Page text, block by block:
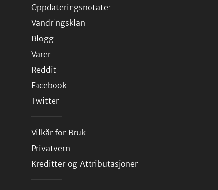
Oppdateringsnotater
Vandringsklan
Blogg
Varer
Reddit
Facebook
Twitter
Vilkår for Bruk
Privatvern
Kreditter og Attributasjoner